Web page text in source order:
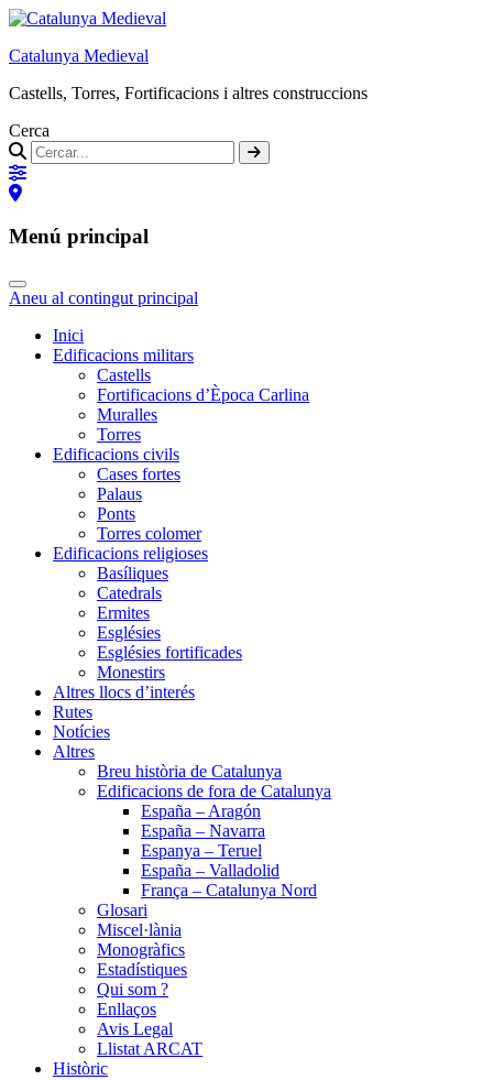
Catalunya Medieval
Castells, Torres, Fortificacions i altres construccions
Cerca
Menú principal
Aneu al contingut principal
Inici
Edificacions militars
Castells
Fortificacions d’Època Carlina
Muralles
Torres
Edificacions civils
Cases fortes
Palaus
Ponts
Torres colomer
Edificacions religioses
Basíliques
Catedrals
Ermites
Esglésies
Esglésies fortificades
Monestirs
Altres llocs d’interés
Rutes
Notícies
Altres
Breu història de Catalunya
Edificacions de fora de Catalunya
España – Aragón
España – Navarra
Espanya – Teruel
España – Valladolid
França – Catalunya Nord
Glosari
Miscel·lània
Monogràfics
Estadístiques
Qui som ?
Enllaços
Avis Legal
Llistat ARCAT
Històric